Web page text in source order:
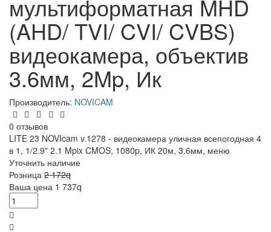
мультиформатная MHD
(AHD/ TVI/ CVI/ CVBS)
видеокамера, объектив
3.6мм, 2Mp, Ик
Производитель: NOVICAM
0 отзывов
LITE 23 NOVIcam v.1278 - видеокамера уличная всепогодная 4
в 1, 1/2.9" 2.1 Mpix CMOS, 1080p, ИК 20м, 3.6мм, меню
Уточнить наличие
Розница 2 172q
Ваша цена 1 737q